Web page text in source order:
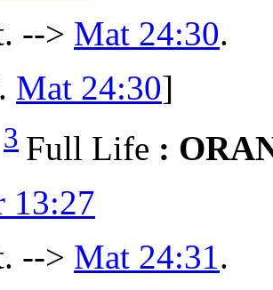
--> Mat 24:30.
Mat 24:30]
3 Full Life :
13:27
--> Mat 24:31.